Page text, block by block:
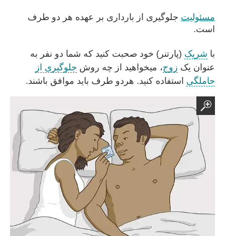
مسئولیت جلوگیری از بارداری بر عهده هر دو طرف
است.
با شریک (پارتنر) خود صحبت کنید که شما دو نفر به
عنوان یک زوج، میخواهید از چه روش جلوگیری از
حاملگی استفاده کنید. هردو طرف باید موافق باشند.